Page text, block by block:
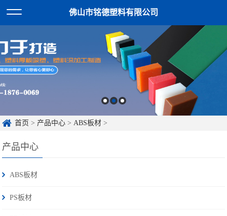
佛山市铭德塑料有限公司
首页 > 产品中心 >ABS板材 >
产品中心
ABS板材
PS板材